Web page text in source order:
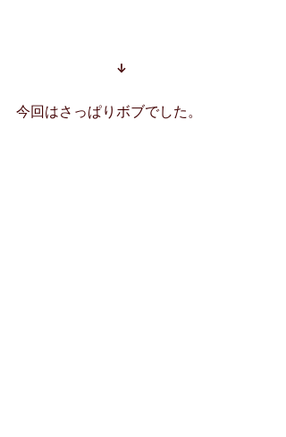
↓
今回はさっぱりボブでした。